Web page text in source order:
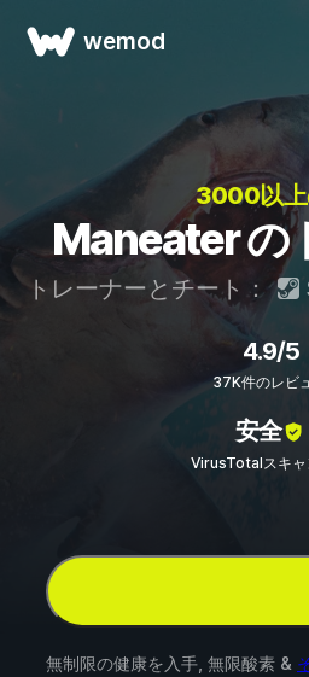
wemod
3000以上
Maneater の
トレーナーとチート：
4.9/5
37K件のレビ
安全
VirusTotalスキャ
無制限の健康を入手, 無限酸素 &